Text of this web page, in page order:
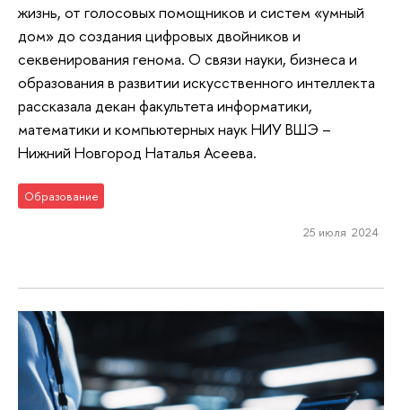
жизнь, от голосовых помощников и систем «умный
дом» до создания цифровых двойников и
секвенирования генома. О связи науки, бизнеса и
образования в развитии искусственного интеллекта
рассказала декан факультета информатики,
математики и компьютерных наук НИУ ВШЭ –
Нижний Новгород Наталья Асеева.
Образование
25 июля 2024